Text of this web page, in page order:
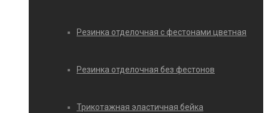
Резинка отделочная с фестонами цветная
Резинка отделочная без фестонов
Трикотажная эластичная бейка